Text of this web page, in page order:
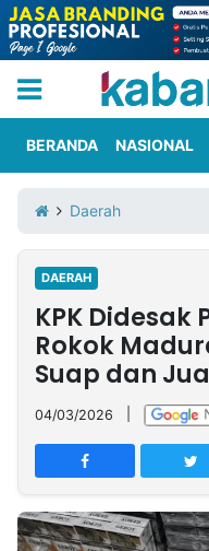
Iklan
Berita
Kami
Nasional
International
Olahraga
Entertainment
Daerah
Pariwisata
Kuliner
Kolom
Network
PT
TREETAN
INDONESIA
BERANDA NASIONAL
Daerah
DAERAH
KPK Didesak
Rokok
Suap dan
04/03/2026